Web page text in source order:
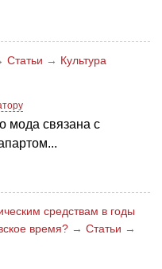
Статьи → Культура
мода связана с
средствам в годы
время? → Статьи →